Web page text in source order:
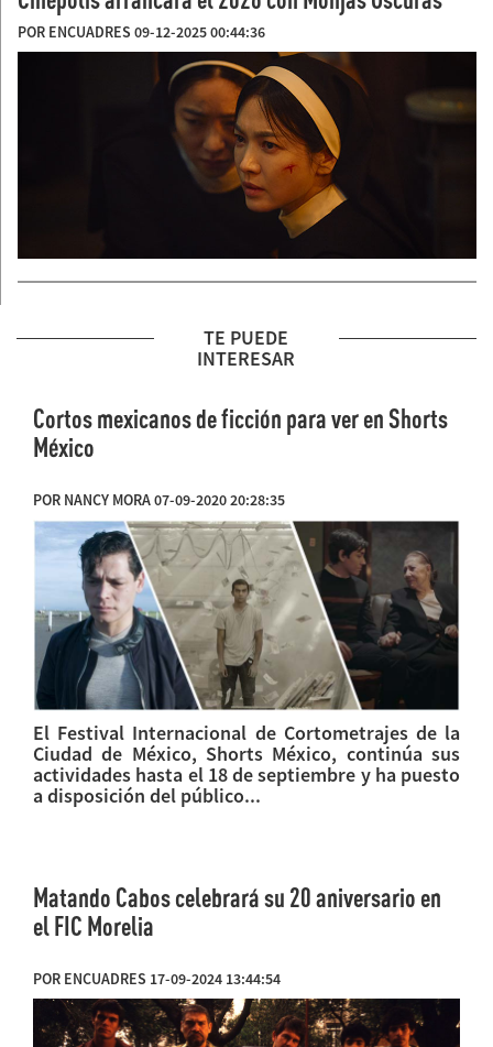
POR ENCUADRES 09-12-2025 00:44:36
TE PUEDE
INTERESAR
Cortos mexicanos de ficción para ver en Shorts
México
POR NANCY MORA 07-09-2020 20:28:35
El Festival Internacional de Cortometrajes de la
Ciudad de México, Shorts México, continúa sus
actividades hasta el 18 de septiembre y ha puesto
a disposición del público...
Matando Cabos celebrará su 20 aniversario en
el FIC Morelia
POR ENCUADRES 17-09-2024 13:44:54